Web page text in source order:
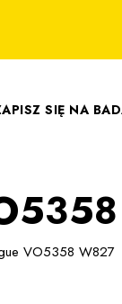
SIĘ NA
VO5358 W827